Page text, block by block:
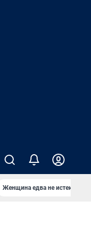
Женщина едва не истекла